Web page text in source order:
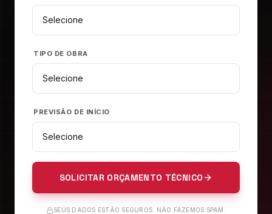
TIPO DE OBRA
PREVISÃO DE INÍCIO
SOLICITAR ORÇAMENTO TÉCNICO
SEUS DADOS ESTÃO SEGUROS. NÃO FAZEMOS SPAM.